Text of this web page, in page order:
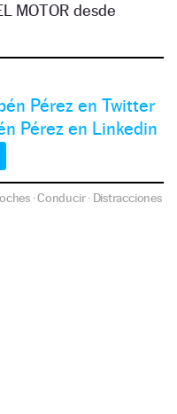
MOTOR desde
Pérez en Twitter
Pérez en Linkedin
·Conducir· Distracciones